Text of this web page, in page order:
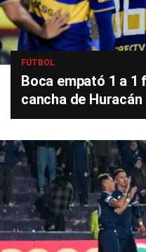
FÚTBOL
Boca empató 1 a 1
cancha de Huracán